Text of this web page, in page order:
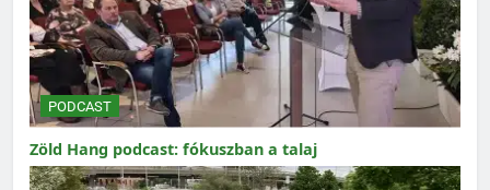
PODCAST
Zöld Hang podcast: fókuszban a talaj